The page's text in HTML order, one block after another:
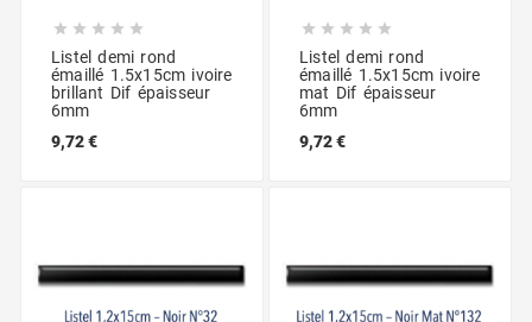
    
Listel demi rond
émaillé 1.5x15cm ivoire
brillant Dif épaisseur
6mm
9,72 €
    
Listel demi rond
émaillé 1.5x15cm ivoire
mat Dif épaisseur
6mm
9,72 €